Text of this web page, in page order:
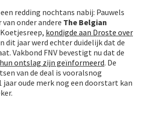
redding nochtans nabij: Pauwels
onder andere The Belgian
kondigde aan Droste over
dit jaar werd echter duidelijk dat de
Vakbond FNV bevestigt nu dat de
ontslag zijn geïnformeerd. De
van de deal is vooralsnog
jaar oude merk nog een doorstart kan